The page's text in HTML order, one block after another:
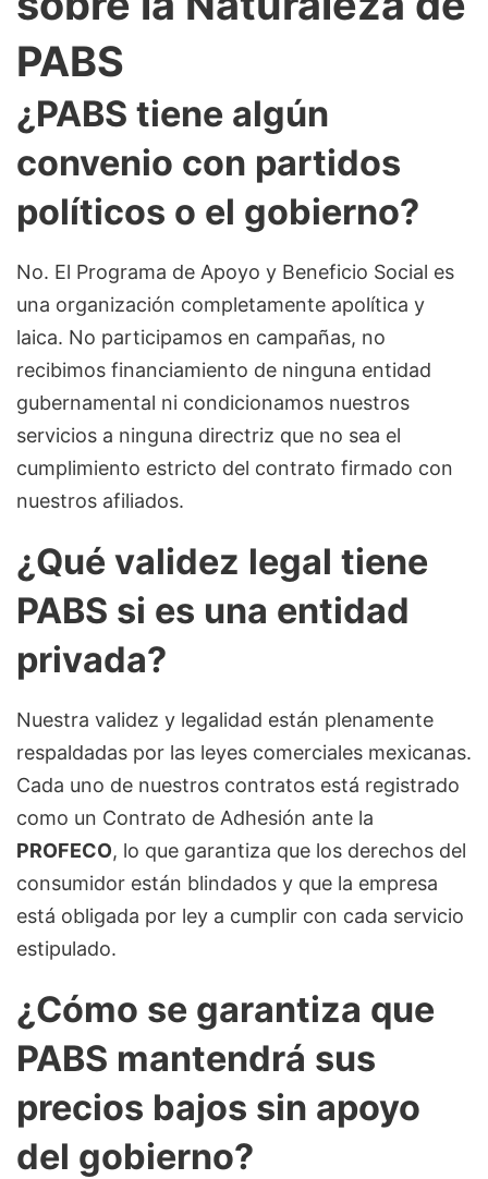
PABS
¿PABS tiene algún
convenio con partidos
políticos o el gobierno?
No. El Programa de Apoyo y Beneficio Social es
una organización completamente apolítica y
laica. No participamos en campañas, no
recibimos financiamiento de ninguna entidad
gubernamental ni condicionamos nuestros
servicios a ninguna directriz que no sea el
cumplimiento estricto del contrato firmado con
nuestros afiliados.
¿Qué validez legal tiene
PABS si es una entidad
privada?
Nuestra validez y legalidad están plenamente
respaldadas por las leyes comerciales mexicanas.
Cada uno de nuestros contratos está registrado
como un Contrato de Adhesión ante la
PROFECO, lo que garantiza que los derechos del
consumidor están blindados y que la empresa
está obligada por ley a cumplir con cada servicio
estipulado.
¿Cómo se garantiza que
PABS mantendrá sus
precios bajos sin apoyo
del gobierno?